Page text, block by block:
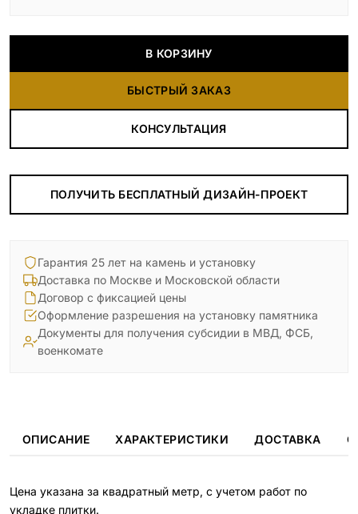
В КОРЗИНУ
БЫСТРЫЙ ЗАКАЗ
КОНСУЛЬТАЦИЯ
ПОЛУЧИТЬ БЕСПЛАТНЫЙ ДИЗАЙН-ПРОЕКТ
Гарантия 25 лет на камень и установку
Доставка по Москве и Московской области
Договор с фиксацией цены
Оформление разрешения на установку памятника
Документы для получения субсидии в МВД, ФСБ,
военкомате
ОПИСАНИЕ ХАРАКТЕРИСТИКИ ДОСТАВКА
Цена указана за квадратный метр, с учетом работ по
укладке плитки.